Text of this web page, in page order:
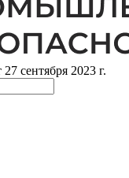
сентября 2023 г.